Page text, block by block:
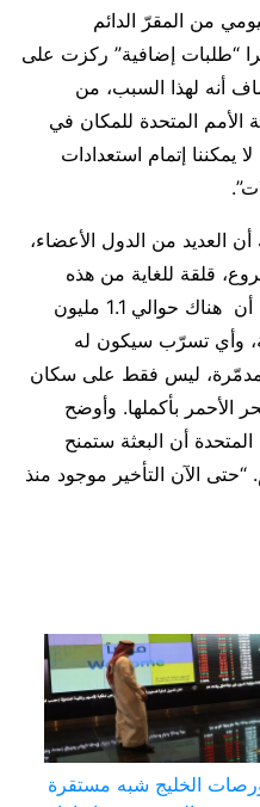
من المقرّ الدائم
“طلبات إضافية” ركزت على
أنه لهذا السبب، من
الأمم المتحدة للمكان في
إتمام استعدادات
العديد من الدول الأعضاء،
قلقة للغاية من هذه
التأخيرات الجديدة. وذكّر دوجاريك أن هناك حوالي 1.1 مليون
وأي تسرّب سيكون له
مدمّرة، ليس فقط على سكان
الأحمر بأكملها. وأوضح
أن البعثة ستمنح
الآن التأخير موجود منذ
الخليج شبه مستقرة